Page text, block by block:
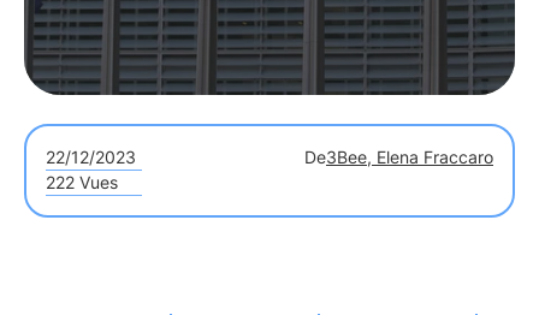
22/12/2023 De3Bee, Elena Fraccaro
222 Vues